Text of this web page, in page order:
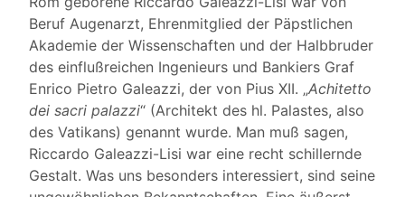
Beruf Augenarzt, Ehrenmitglied der Päpstlichen
Akademie der Wissenschaften und der Halbbruder
des einflußreichen Ingenieurs und Bankiers Graf
Enrico Pietro Galeazzi, der von Pius XII. „Achitetto
dei sacri palazzi“ (Architekt des hl. Palastes, also
des Vatikans) genannt wurde. Man muß sagen,
Riccardo Galeazzi-Lisi war eine recht schillernde
Gestalt. Was uns besonders interessiert, sind seine